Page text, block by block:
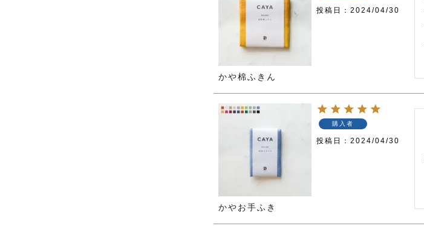
かや棉ふきん
投稿日 2024/04/30
かやお手ふき
購入者
投稿日 2024/04/30